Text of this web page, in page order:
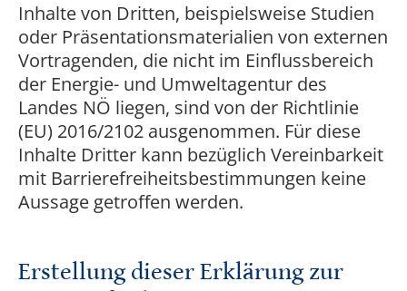
Inhalte von Dritten, beispielsweise Studien
oder Präsentationsmaterialien von externen
Vortragenden, die nicht im Einflussbereich
der Energie- und Umweltagentur des
Landes NÖ liegen, sind von der Richtlinie
(EU) 2016/2102 ausgenommen. Für diese
Inhalte Dritter kann bezüglich Vereinbarkeit
mit Barrierefreiheitsbestimmungen keine
Aussage getroffen werden.
Erstellung dieser Erklärung zur